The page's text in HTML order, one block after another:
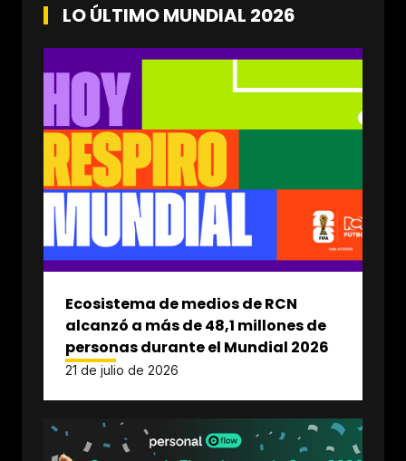
LO ÚLTIMO MUNDIAL 2026
Ecosistema de medios de RCN
alcanzó a más de 48,1 millones de
personas durante el Mundial 2026
21 de julio de 2026